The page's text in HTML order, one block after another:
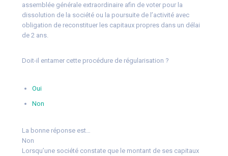
assemblée générale extraordinaire afin de voter pour la
dissolution de la société ou la poursuite de l’activité avec
obligation de reconstituer les capitaux propres dans un délai
de 2 ans.
Doit-il entamer cette procédure de régularisation ?
Oui
Non
La bonne réponse est…
Non
Lorsqu’une société constate que le montant de ses capitaux